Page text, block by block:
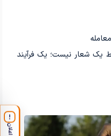
یک شعار نیست؛ یک فرآیند
!
اعلان